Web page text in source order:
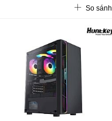
So sánh